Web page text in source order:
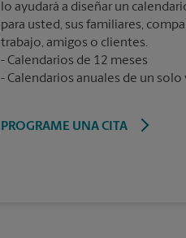
lo ayudará a diseñar un
para usted, sus familiares,
trabajo, amigos o clientes.
Calendarios de 12 meses
Calendarios anuales de un solo
PROGRAME UNA CITA